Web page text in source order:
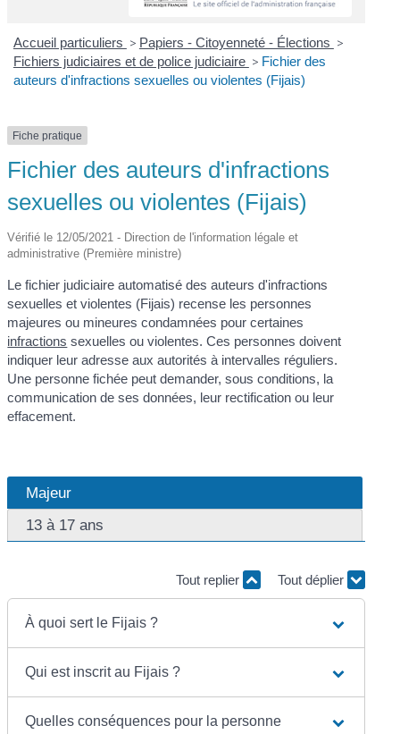
Accueil particuliers > Papiers - Citoyenneté - Élections >
Fichiers judiciaires et de police judiciaire > Fichier des
auteurs d'infractions sexuelles ou violentes (Fijais)
Fiche pratique
Fichier des auteurs d'infractions
sexuelles ou violentes (Fijais)
Vérifié le 12/05/2021 - Direction de l'information légale et
administrative (Première ministre)
Le fichier judiciaire automatisé des auteurs d'infractions
sexuelles et violentes (Fijais) recense les personnes
majeures ou mineures condamnées pour certaines
infractions sexuelles ou violentes. Ces personnes doivent
indiquer leur adresse aux autorités à intervalles réguliers.
Une personne fichée peut demander, sous conditions, la
communication de ses données, leur rectification ou leur
effacement.
Majeur
13 à 17 ans
Tout replier Tout déplier
À quoi sert le Fijais ?
Qui est inscrit au Fijais ?
Quelles conséquences pour la personne